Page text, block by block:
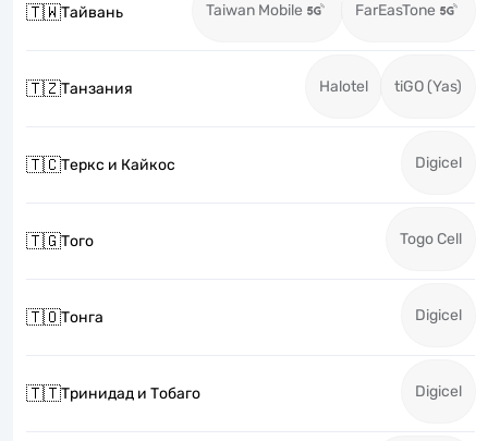
🇹🇼Тайвань Taiwan Mobile FarEasTone
🇹🇿Танзания Halotel tiGO (Yas)
🇹🇨Теркс и Кайкос Digicel
🇹🇬Того Togo Cell
🇹🇴Тонга Digicel
🇹🇹Тринидад и Тобаго Digicel